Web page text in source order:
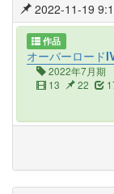
2022-11-19
作品
オーバーロード
2022年7月期
13
22